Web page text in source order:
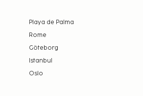
Playa de Palma
Rome
Göteborg
Istanbul
Oslo